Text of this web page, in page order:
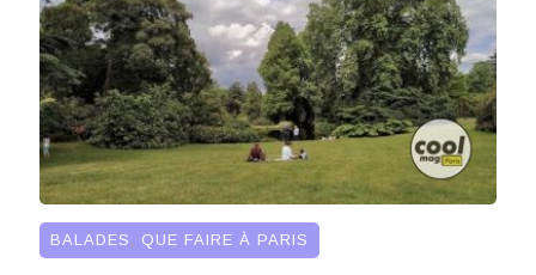
BALADES , QUE FAIRE À PARIS